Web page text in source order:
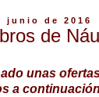
junio de 2016
de
unas
a